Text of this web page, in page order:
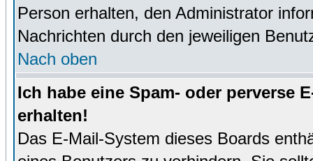
Person erhalten, den Administrator
Nachrichten durch den jeweiligen
Nach oben
Ich habe eine Spam- oder perverse
erhalten!
Das E-Mail-System dieses Boards